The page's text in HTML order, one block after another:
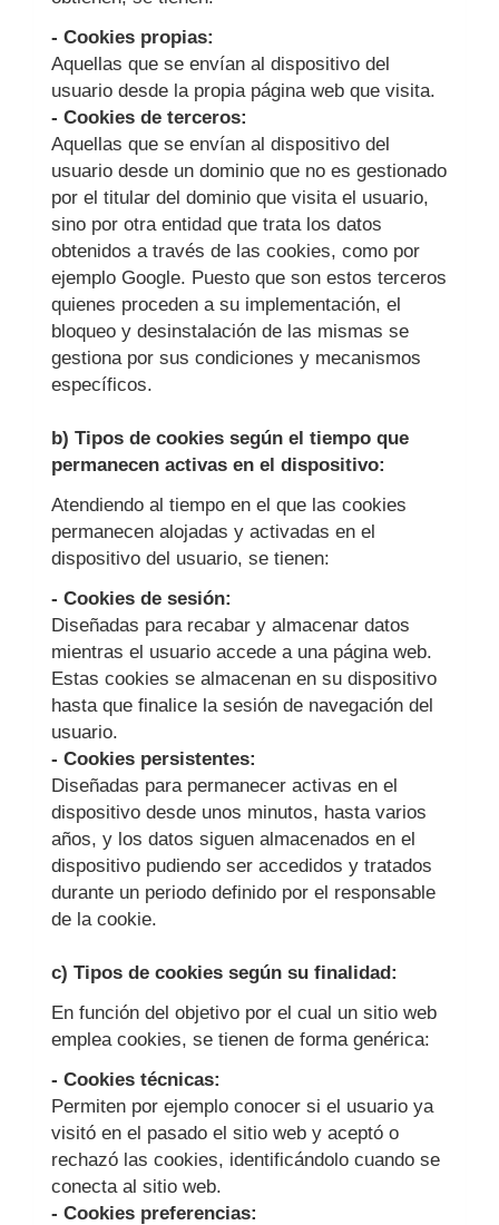
- Cookies propias:
Aquellas que se envían al dispositivo del
usuario desde la propia página web que visita.
- Cookies de terceros:
Aquellas que se envían al dispositivo del
usuario desde un dominio que no es gestionado
por el titular del dominio que visita el usuario,
sino por otra entidad que trata los datos
obtenidos a través de las cookies, como por
ejemplo Google. Puesto que son estos terceros
quienes proceden a su implementación, el
bloqueo y desinstalación de las mismas se
gestiona por sus condiciones y mecanismos
específicos.
b) Tipos de cookies según el tiempo que
permanecen activas en el dispositivo:
Atendiendo al tiempo en el que las cookies
permanecen alojadas y activadas en el
dispositivo del usuario, se tienen:
- Cookies de sesión:
Diseñadas para recabar y almacenar datos
mientras el usuario accede a una página web.
Estas cookies se almacenan en su dispositivo
hasta que finalice la sesión de navegación del
usuario.
- Cookies persistentes:
Diseñadas para permanecer activas en el
dispositivo desde unos minutos, hasta varios
años, y los datos siguen almacenados en el
dispositivo pudiendo ser accedidos y tratados
durante un periodo definido por el responsable
de la cookie.
c) Tipos de cookies según su finalidad:
En función del objetivo por el cual un sitio web
emplea cookies, se tienen de forma genérica:
- Cookies técnicas:
Permiten por ejemplo conocer si el usuario ya
visitó en el pasado el sitio web y aceptó o
rechazó las cookies, identificándolo cuando se
conecta al sitio web.
- Cookies preferencias: